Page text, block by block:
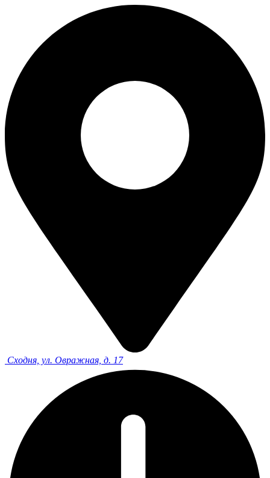
Сходня, ул. Овражная, д. 17